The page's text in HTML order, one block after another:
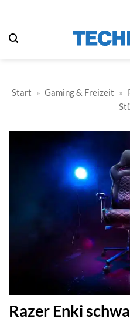
springen
Start » Gaming & Freizeit »
Razer Enki